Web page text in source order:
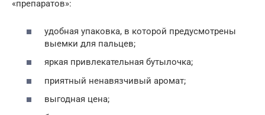
«препаратов»:
удобная упаковка, в которой предусмотрены
выемки для пальцев;
яркая привлекательная бутылочка;
приятный ненавязчивый аромат;
выгодная цена;